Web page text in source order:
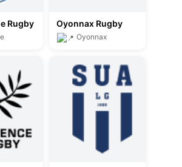
Rugby Oyonnax Rugby
Oyonnax